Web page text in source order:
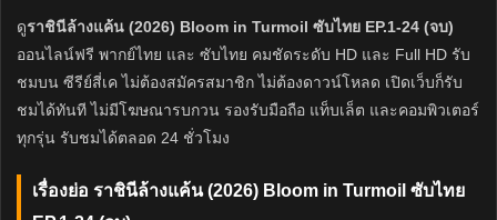
ดูราชินีล้างแค้น (2026) Bloom in Turmoil ซับไทย EP.1-24 (จบ)
ออนไลน์ฟรี พากย์ไทย และ ซับไทย คมชัดระดับ HD และ Full HD รับ
ชมบน ซีรีย์สี่เค ไม่ต้องสมัครสมาชิก ไม่ต้องดาวน์โหลด เปิดเว็บก็รับ
ชมได้ทันที ไม่มีโฆษณารบกวน รองรับมือถือ แท็บเล็ต และคอมพิวเตอร์
ทุกรุ่น รับชมได้ตลอด 24 ชั่วโมง
เรื่องย่อ ราชินีล้างแค้น (2026) Bloom in Turmoil ซับไทย